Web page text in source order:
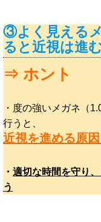
③よく見える
ると近視は進
⇒ ホント
・度の強いメガネ（
行うと、
近視を進める原
・ 適切な時間を守り
う